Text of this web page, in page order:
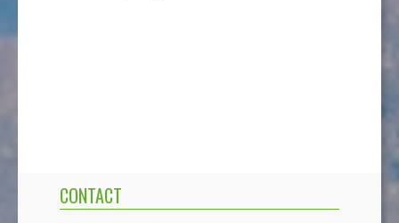
CONTACT